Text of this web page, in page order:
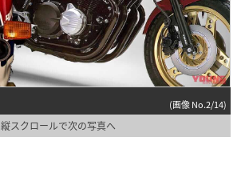
(画像 No.2/14)
縦スクロールで次の写真へ